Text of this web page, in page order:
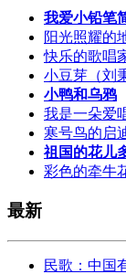
我爱小铅笔
阳光照耀的
快乐的歌唱
小豆芽（刘
小鸭和乌鸦
我是一朵爱
寒号鸟的启
祖国的花儿
彩色的牵牛
最新
民歌：中国